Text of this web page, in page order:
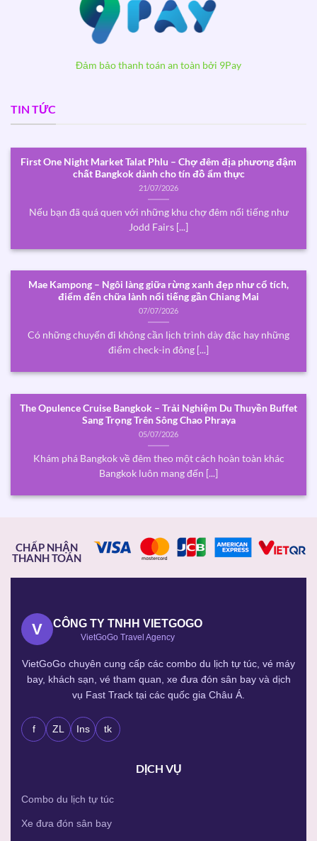
Đảm bảo thanh toán an toàn bởi 9Pay
TIN TỨC
First One Night Market Talat Phlu – Chợ đêm địa phương đậm
chất Bangkok dành cho tín đồ ẩm thực
21/07/2026
Nếu bạn đã quá quen với những khu chợ đêm nổi tiếng như
Jodd Fairs [...]
Mae Kampong – Ngôi làng giữa rừng xanh đẹp như cổ tích,
điểm đến chữa lành nổi tiếng gần Chiang Mai
07/07/2026
Có những chuyến đi không cần lịch trình dày đặc hay những
điểm check-in đông [...]
The Opulence Cruise Bangkok – Trải Nghiệm Du Thuyền Buffet
Sang Trọng Trên Sông Chao Phraya
05/07/2026
Khám phá Bangkok về đêm theo một cách hoàn toàn khác
Bangkok luôn mang đến [...]
CHẤP NHẬN
THANH TOÁN
V CÔNG TY TNHH VIETGOGO
VietGoGo Travel Agency
VietGoGo chuyên cung cấp các combo du lịch tự túc, vé máy
bay, khách sạn, vé tham quan, xe đưa đón sân bay và dịch
vụ Fast Track tại các quốc gia Châu Á.
f ZL Ins tk
DỊCH VỤ
Combo du lịch tự túc
Xe đưa đón sân bay